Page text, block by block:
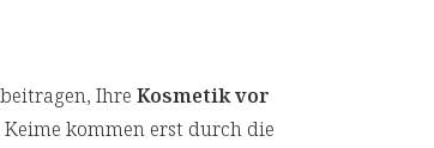
Ihre Kosmetik vor
kommen erst durch die